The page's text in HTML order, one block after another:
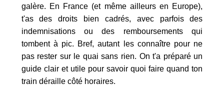
galère. En France (et même ailleurs en Europe),
t'as des droits bien cadrés, avec parfois des
indemnisations ou des remboursements qui
tombent à pic. Bref, autant les connaître pour ne
pas rester sur le quai sans rien. On t'a préparé un
guide clair et utile pour savoir quoi faire quand ton
train déraille côté horaires.